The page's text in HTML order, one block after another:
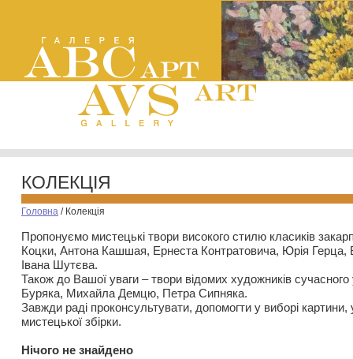
КОЛЕКЦІЯ
Головна / Колекція
Пропонуємо мистецькі твори високого стилю класиків
Коцки, Антона Кашшая, Ернеста Контратовича, Юрія
Івана Шутєва.
Також до Вашої уваги – твори відомих художників
Буряка, Михайла Демцю, Петра Сипняка.
Завжди раді проконсультувати, допомогти у виборі картини,
мистецької збірки.
Нiчого не знайдено